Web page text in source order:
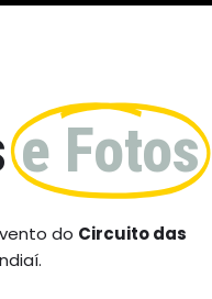
e Fotos
do Circuito das